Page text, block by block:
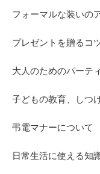
フォーマルな装いの
プレゼントを贈るコ
大人のためのパーテ
子どもの教育、しつ
弔電マナーについて
日常生活に使える知